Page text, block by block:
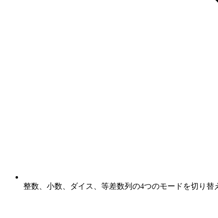
整数、小数、ダイス、等差数列の4つのモードを切り替